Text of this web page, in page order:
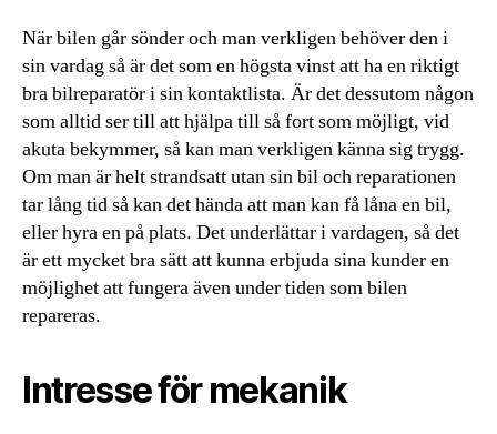
När bilen går sönder och man verkligen behöver den i
sin vardag så är det som en högsta vinst att ha en riktigt
bra bilreparatör i sin kontaktlista. Är det dessutom någon
som alltid ser till att hjälpa till så fort som möjligt, vid
akuta bekymmer, så kan man verkligen känna sig trygg.
Om man är helt strandsatt utan sin bil och reparationen
tar lång tid så kan det hända att man kan få låna en bil,
eller hyra en på plats. Det underlättar i vardagen, så det
är ett mycket bra sätt att kunna erbjuda sina kunder en
möjlighet att fungera även under tiden som bilen
repareras.
Intresse för mekanik